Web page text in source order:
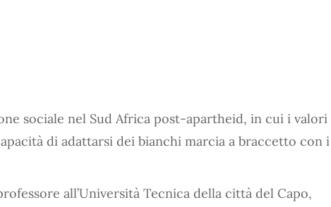
sociale nel Sud Africa post-apartheid, in cui i valori
di adattarsi dei bianchi marcia a braccetto con i
all’Università Tecnica della città del Capo,